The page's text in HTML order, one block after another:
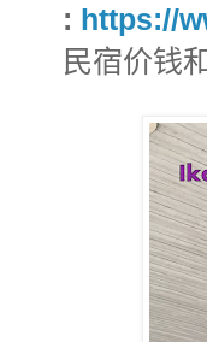
: https://
民宿价钱